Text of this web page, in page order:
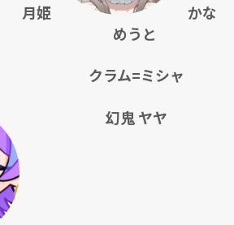
月姫
かな
めうと
クラム=ミシャ
幻鬼 ヤヤ